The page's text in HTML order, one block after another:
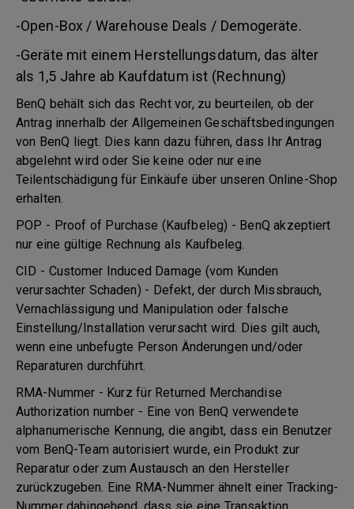
-Open-Box / Warehouse Deals / Demogeräte.
-Geräte mit einem Herstellungsdatum, das älter
als 1,5 Jahre ab Kaufdatum ist (Rechnung)
BenQ behält sich das Recht vor, zu beurteilen, ob der
Antrag innerhalb der Allgemeinen Geschäftsbedingungen
von BenQ liegt. Dies kann dazu führen, dass Ihr Antrag
abgelehnt wird oder Sie keine oder nur eine
Teilentschädigung für Einkäufe über unseren Online-Shop
erhalten.
POP - Proof of Purchase (Kaufbeleg) - BenQ akzeptiert
nur eine gültige Rechnung als Kaufbeleg.
CID - Customer Induced Damage (vom Kunden
verursachter Schaden) - Defekt, der durch Missbrauch,
Vernachlässigung und Manipulation oder falsche
Einstellung/Installation verursacht wird. Dies gilt auch,
wenn eine unbefugte Person Änderungen und/oder
Reparaturen durchführt.
RMA-Nummer - Kurz für Returned Merchandise
Authorization number - Eine von BenQ verwendete
alphanumerische Kennung, die angibt, dass ein Benutzer
vom BenQ-Team autorisiert wurde, ein Produkt zur
Reparatur oder zum Austausch an den Hersteller
zurückzugeben. Eine RMA-Nummer ähnelt einer Tracking-